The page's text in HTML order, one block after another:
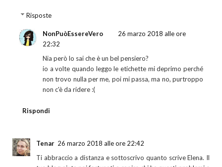
Risposte
NonPuòEssereVero
26 marzo 2018 alle ore
22:32
Nia però lo sai che è un bel pensiero?
io a volte quando leggo le etichette mi deprimo perché
non trovo nulla per me, poi mi passa, ma no, purtroppo
non c'è da ridere :(
Rispondi
Tenar 26 marzo 2018 alle ore 22:42
Ti abbraccio a distanza e sottoscrivo quanto scrive Elena. Il